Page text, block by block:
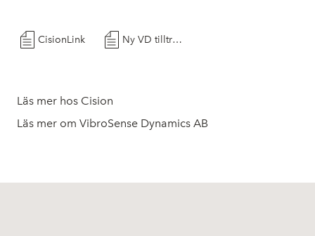
CisionLink Ny VD tillträder_A
Läs mer hos Cision
Läs mer om VibroSense Dynamics AB